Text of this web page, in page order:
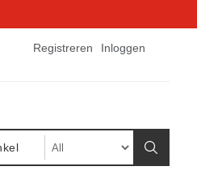
Registreren Inloggen